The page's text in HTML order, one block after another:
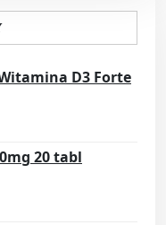
D3 Forte
20 tabl